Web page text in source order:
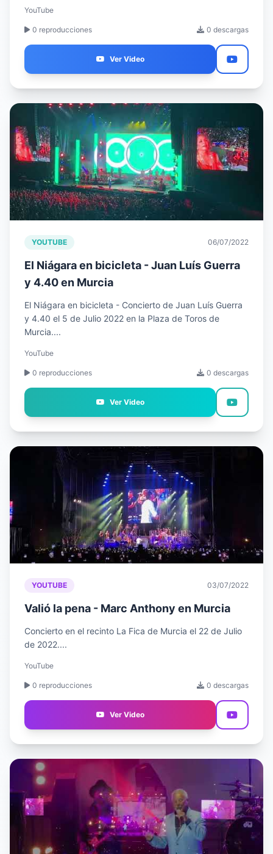
YouTube
0 reproducciones 0 descargas
Ver Video
YOUTUBE 06/07/2022
El Niágara en bicicleta - Juan Luís Guerra
y 4.40 en Murcia
El Niágara en bicicleta - Concierto de Juan Luís Guerra
y 4.40 el 5 de Julio 2022 en la Plaza de Toros de
Murcia....
YouTube
0 reproducciones 0 descargas
Ver Video
YOUTUBE 03/07/2022
Valió la pena - Marc Anthony en Murcia
Concierto en el recinto La Fica de Murcia el 22 de Julio
de 2022....
YouTube
0 reproducciones 0 descargas
Ver Video